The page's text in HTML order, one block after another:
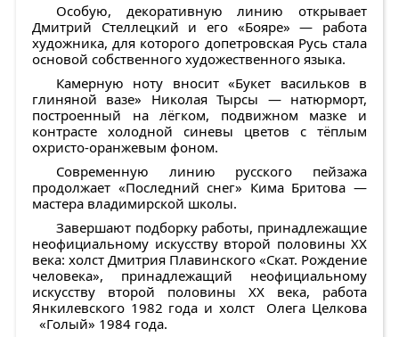
Особую, декоративную линию открывает
Дмитрий Стеллецкий и его «Бояре» — работа
художника, для которого допетровская Русь стала
основой собственного художественного языка.
Камерную ноту вносит«Букет васильков в
глиняной вазе» Николая Тырсы — натюрморт,
построенный на лёгком, подвижном мазке и
контрасте холодной синевы цветов с тёплым
охристо-оранжевым фоном.
Современную линию русского пейзажа
продолжает «Последний снег» Кима Бритова —
мастера владимирской школы.
Завершают подборку работы, принадлежащие
неофициальному искусству второй половины XX
века: холст Дмитрия Плавинского «Скат. Рождение
человека», принадлежащий неофициальному
искусству второй половины XX века, работа
Янкилевского 1982 года и холст Олега Целкова
«Голый» 1984 года.